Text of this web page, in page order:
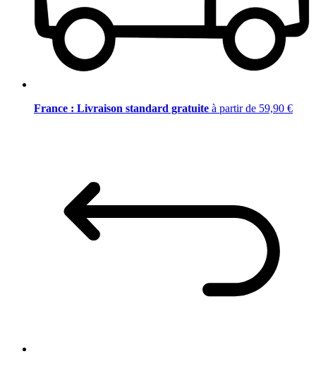
France : Livraison standard gratuite à partir de 59,90 €